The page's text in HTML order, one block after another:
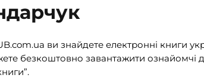
Науково-популярна література
(527)
ви знайдете електронні книги
безкоштовно завантажити ознайомчі